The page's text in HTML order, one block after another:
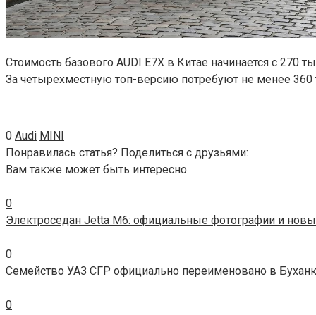
Стоимость базового AUDI E7X в Китае начинается с
За четырехместную топ-версию потребуют не менее
0 Audi MINI
Понравилась статья? Поделиться с друзьями:
Вам также может быть интересно
0
Электроседан Jetta M6: официальные фотографии и
0
Семейство УАЗ СГР официально переименовано в
0